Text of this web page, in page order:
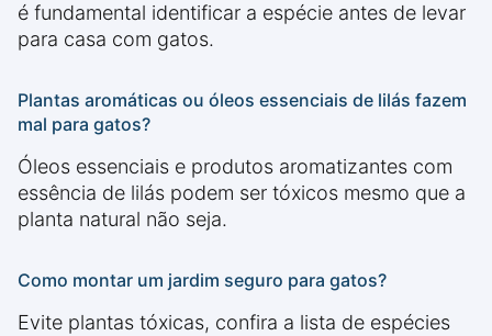
é fundamental identificar a espécie antes de levar
para casa com gatos.
Plantas aromáticas ou óleos essenciais de lilás fazem
mal para gatos?
Óleos essenciais e produtos aromatizantes com
essência de lilás podem ser tóxicos mesmo que a
planta natural não seja.
Como montar um jardim seguro para gatos?
Evite plantas tóxicas, confira a lista de espécies